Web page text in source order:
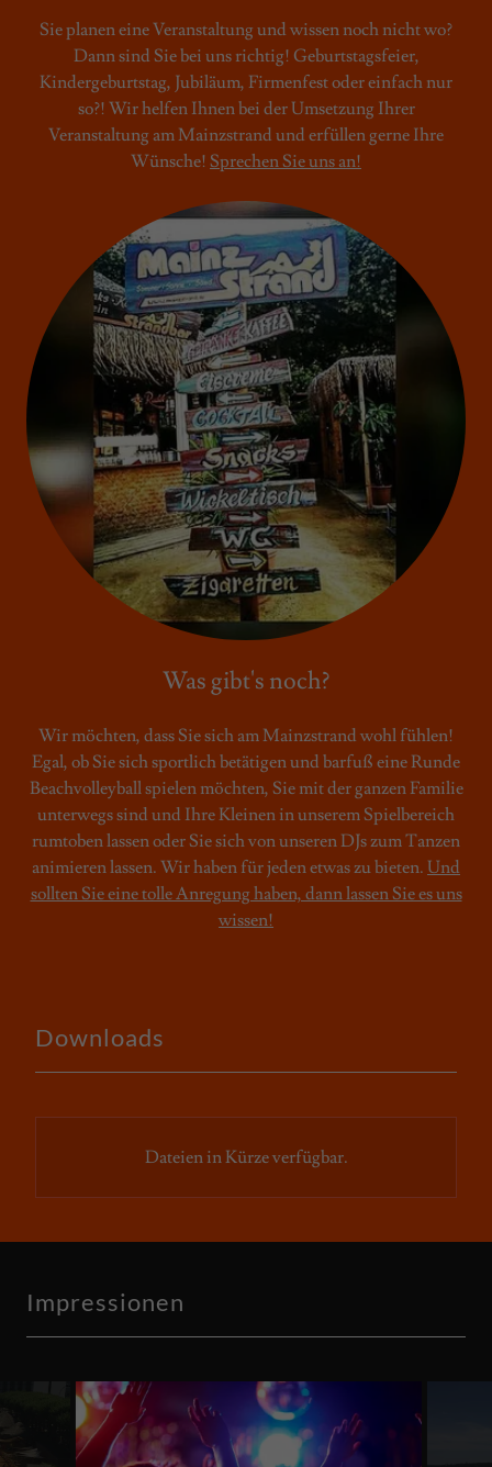
Sie planen eine Veranstaltung und wissen noch nicht wo?
Dann sind Sie bei uns richtig! Geburtstagsfeier,
Kindergeburtstag, Jubiläum, Firmenfest oder einfach nur
so?! Wir helfen Ihnen bei der Umsetzung Ihrer
Veranstaltung am Mainzstrand und erfüllen gerne Ihre
Wünsche! Sprechen Sie uns an!
Was gibt's noch?
Wir möchten, dass Sie sich am Mainzstrand wohl fühlen!
Egal, ob Sie sich sportlich betätigen und barfuß eine Runde
Beachvolleyball spielen möchten, Sie mit der ganzen Familie
unterwegs sind und Ihre Kleinen in unserem Spielbereich
rumtoben lassen oder Sie sich von unseren DJs zum Tanzen
animieren lassen. Wir haben für jeden etwas zu bieten. Und
sollten Sie eine tolle Anregung haben, dann lassen Sie es uns
wissen!
Downloads
Dateien in Kürze verfügbar.
Impressionen